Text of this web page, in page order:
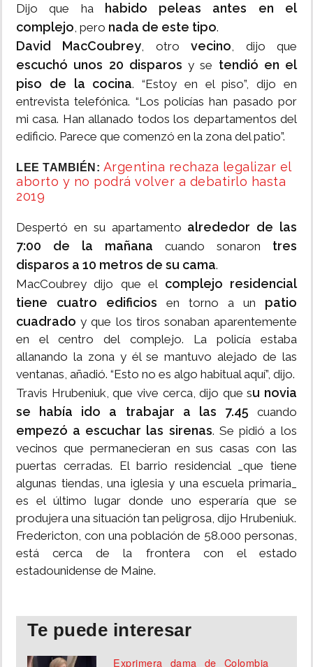
Dijo que ha
habido peleas antes en el
complejo, pero nada de este tipo.
David MacCoubrey, otrovecino, dijo que
escuchó unos 20 disparos y se tendió en el
piso de la cocina. “Estoy en el piso”, dijo en
entrevista telefónica. “Los policías han pasado por
mi casa. Han allanado todos los departamentos del
edificio. Parece que comenzó en la zona del patio”.
LEE TAMBIÉN: Argentina rechaza legalizar el
aborto y no podrá volver a debatirlo hasta
2019
Despertó en su apartamento alrededor de las
7:00 de la mañana cuando sonaron tres
disparos a 10 metros de su cama.
MacCoubrey dijo que el complejo residencial
tiene cuatro edificios en torno a un patio
cuadradoy que los tiros sonaban aparentemente
en el centro del complejo. La policía estaba
allanando la zona y él se mantuvo alejado de las
ventanas, añadió. “Esto no es algo habitual aquí”, dijo.
Travis Hrubeniuk, que vive cerca, dijo que su novia
se había ido a trabajar a las 7.45 cuando
empezó a escuchar las sirenas. Se pidió a los
vecinos que permanecieran en sus casas con las
puertas cerradas. El barrio residencial _que tiene
algunas tiendas, una iglesia y una escuela primaria_
es el último lugar donde uno esperaría que se
produjera una situación tan peligrosa, dijo Hrubeniuk.
Fredericton, con una población de 58.000 personas,
está cerca de la frontera con el estado
estadounidense de Maine.
Te puede interesar
Exprimera dama de Colombia